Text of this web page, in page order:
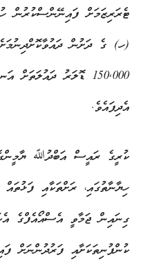
(ހ) ގެ ދަށުން
150,000 ޑޮލަރު
އެދިފައެވެ.
ކުރީގެ ރައީސް އަބްދުﷲ
ހިޔާނާތުގައި، ރަށްތަކާއި
ގިނައިން ޖަމާވީ އެސްއޯއެފްގެ
ކުންފުނިތަކަށާއި ފަރުދުންނަށް